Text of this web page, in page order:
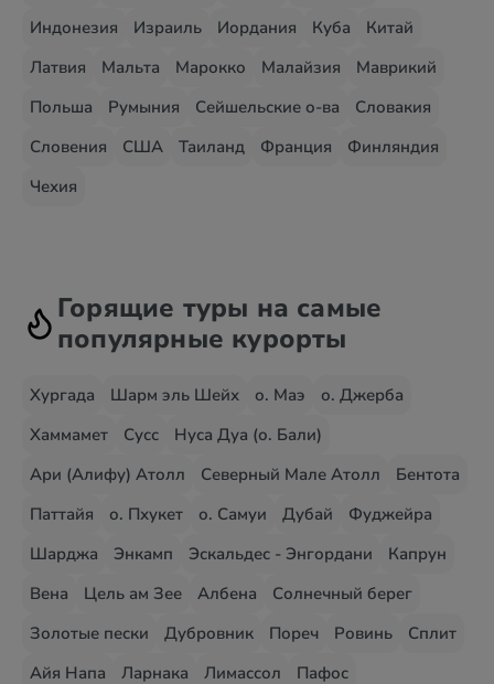
Индонезия
Израиль Иордания Куба
Китай
Латвия
Мальта Марокко Малайзия
Маврикий
Польша
Румыния Сейшельские о-ва
Словакия
Словения
США Таиланд Франция
Финляндия
Чехия
Горящие туры на самые
популярные курорты
Хургада Шарм эль Шейх о. Маэ
о. Джерба
Хаммамет
Сусс
Нуса Дуа (о. Бали)
Ари (Алифу) Атолл
Северный Мале Атолл
Бентота
Паттайя
о. Пхукет о. Самуи Дубай
Фуджейра
Шарджа
Энкамп Эскальдес - Энгордани
Капрун
Вена
Цель ам Зее Албена
Солнечный берег
Золотые пески
Дубровник Пореч Ровинь
Сплит
Айя Напа
Ларнака Лимассол
Пафос